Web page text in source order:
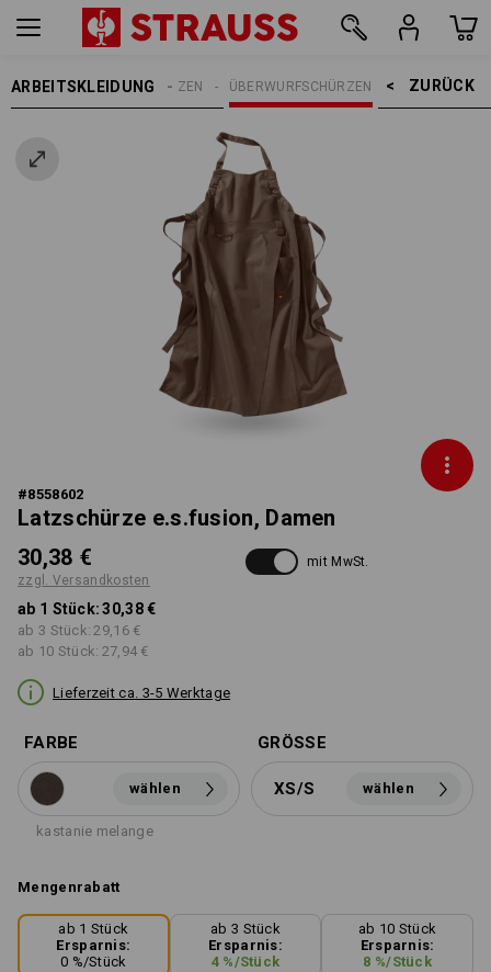
ARBEITSKLEIDUNG ZURÜCK    >
ÜBERWURFSCHÜRZEN
SCHÜRZEN
DAMEN
#8558602
Latzschürze e.s.fusion, Damen
30,38 €
zzgl. Versandkosten
mit MwSt.
ab 1 Stück: 30,38 €
ab 3 Stück: 29,16 €
ab 10 Stück: 27,94 €
Lieferzeit ca. 3-5 Werktage
FARBE
wählen
kastanie melange
GRÖSSE
XS/S wählen
Mengenrabatt
ab 1 Stück
Ersparnis:
0 %/Stück
ab 3 Stück
Ersparnis:
4%/Stück
ab 10 Stück
Ersparnis:
8 %/Stück